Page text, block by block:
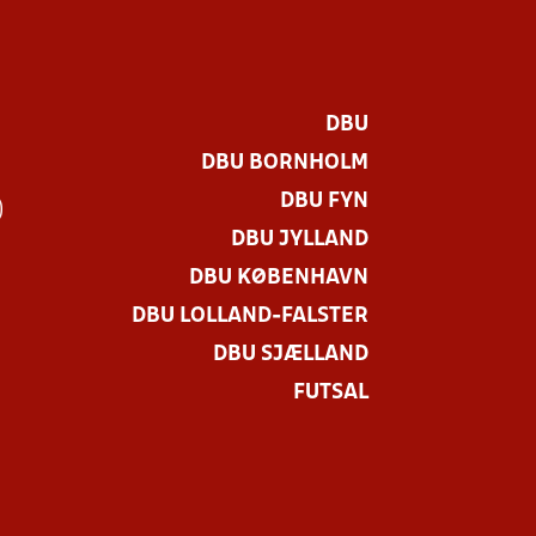
DBU
DBU BORNHOLM
DBU FYN
DBU JYLLAND
DBU KØBENHAVN
DBU LOLLAND-FALSTER
DBU SJÆLLAND
FUTSAL